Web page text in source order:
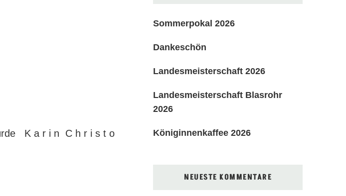
K a r i n C h r i s t o
Sommerpokal 2026
Dankeschön
Landesmeisterschaft 2026
Landesmeisterschaft Blasrohr
2026
Königinnenkaffee 2026
NEUESTE KOMMENTARE